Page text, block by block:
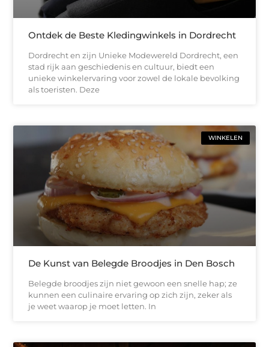
Ontdek de Beste Kledingwinkels in Dordrecht
Dordrecht en zijn Unieke Modewereld Dordrecht, een
stad rijk aan geschiedenis en cultuur, biedt een
unieke winkelervaring voor zowel de lokale bevolking
als toeristen. Deze
WINKELEN
De Kunst van Belegde Broodjes in Den Bosch
Belegde broodjes zijn niet gewoon een snelle hap; ze
kunnen een culinaire ervaring op zich zijn, zeker als
je weet waarop je moet letten. In